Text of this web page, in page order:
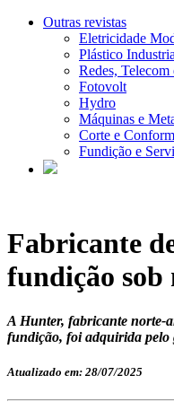
Outras revistas
Eletricidade
Plástico
Redes, Telecom
Fotovolt
Hydro
Máquinas e
Corte e
Fundição e
Fabricante
fundição sob
A Hunter, fabricante norte-
fundição, foi adquirida pelo
Atualizado em: 28/07/2025